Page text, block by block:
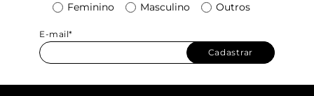
Feminino Masculino Outros
E-mail*
Cadastrar